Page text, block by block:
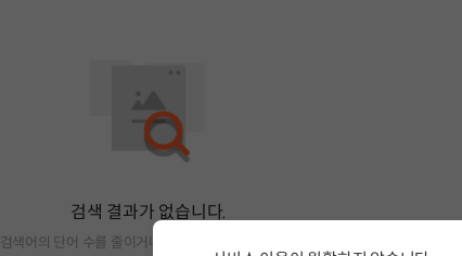
검색 결과가 없습니다.
검색어의 단어 수를 줄이거나 필터조건을 변경하세요.